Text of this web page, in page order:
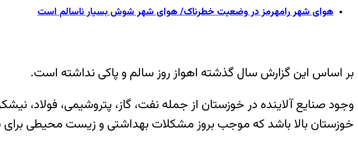
هوای شهر رامهرمز در وضعیت خطرناک/ هوای شهر شوش بسیار ناسالم است
بر اساس این گزارش سال گذشته اهواز روز سالم و پاکی نداشته است.
وجود صنایع آلاینده در خوزستان از جمله نفت، گاز، پتروشیمی، فولاد،
خوزستان بالا باشد که موجب بروز مشکلات بهداشتی و زیست محیطی